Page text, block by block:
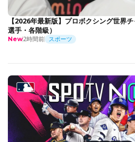
【2026年最新版】プロボクシング世界
選手・各階級）
New2時間前 スポーツ